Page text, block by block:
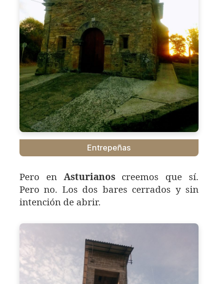
Entrepeñas
Pero en Asturianos creemos que sí.
Pero no. Los dos bares cerrados y sin
intención de abrir.